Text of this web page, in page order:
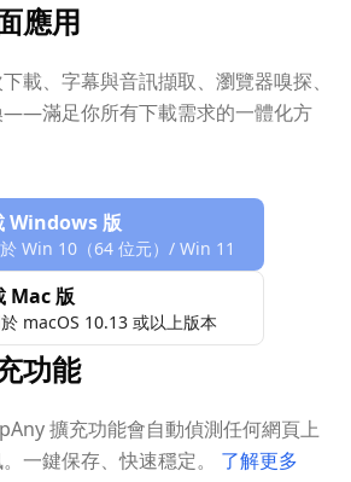
應用
載、字幕與音訊擷取、瀏覽器嗅探、
——滿足你所有下載需求的一體化方
Windows 版
Win 10（64 位元）/ Win 11
Mac 版
macOS 10.13 或以上版本
功能
擴充功能會自動偵測任何網頁上
一鍵保存、快速穩定。
了解更多